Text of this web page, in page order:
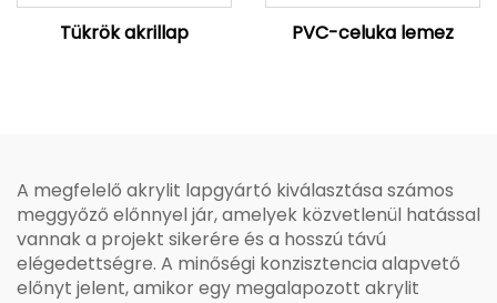
Tükrök akrillap PVC-celuka lemez
A megfelelő akrylit lapgyártó kiválasztása számos
meggyőző előnnyel jár, amelyek közvetlenül hatással
vannak a projekt sikerére és a hosszú távú
elégedettségre. A minőségi konzisztencia alapvető
előnyt jelent, amikor egy megalapozott akrylit